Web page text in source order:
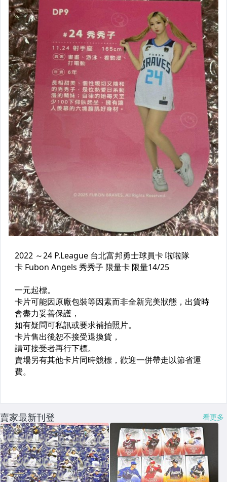
賣家最新刊登 看更多